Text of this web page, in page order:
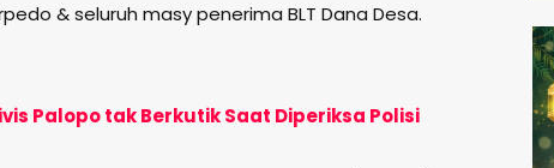
& seluruh masy penerima BLT Dana Desa.
Palopo tak Berkutik Saat Diperiksa Polisi